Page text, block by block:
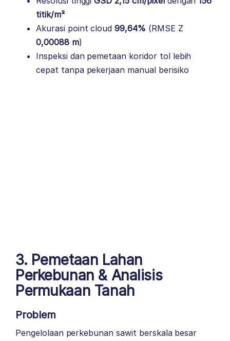
titik/m²
Akurasi point cloud99,64% (RMSE Z
0,00088 m)
Inspeksi dan pemetaan koridor tol lebih
cepat tanpa pekerjaan manual berisiko
3. Pemetaan Lahan
Perkebunan & Analisis
Permukaan Tanah
Problem
Pengelolaan perkebunan sawit berskala besar